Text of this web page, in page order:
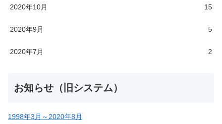
2020年10月 15
2020年9月 5
2020年7月 2
お知らせ（旧システム）
1998年3月～2020年8月